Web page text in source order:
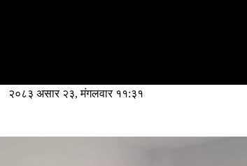
२०८३ असार २३, मंगलवार ११:३१